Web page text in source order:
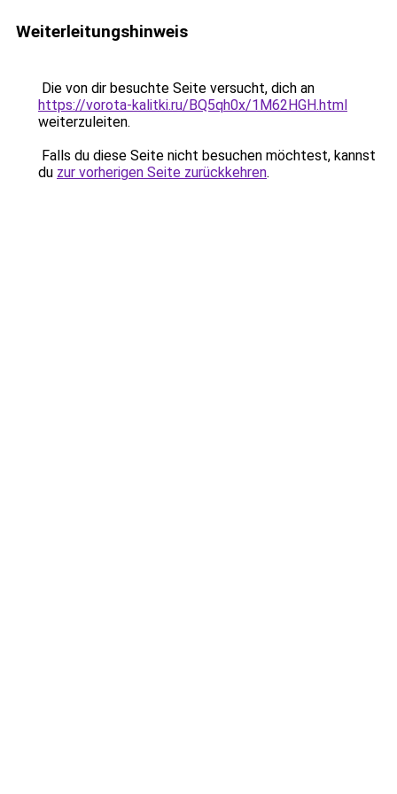
Weiterleitungshinweis
Die von dir besuchte Seite versucht, dich an
https://vorota-kalitki.ru/BQ5qh0x/1M62HGH.html
weiterzuleiten.
Falls du diese Seite nicht besuchen möchtest, kannst
du zur vorherigen Seite zurückkehren.